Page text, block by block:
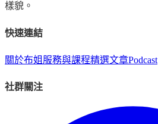
樣貌。
快速連結
關於布姐 服務與課程精選文章Podcast
社群關注